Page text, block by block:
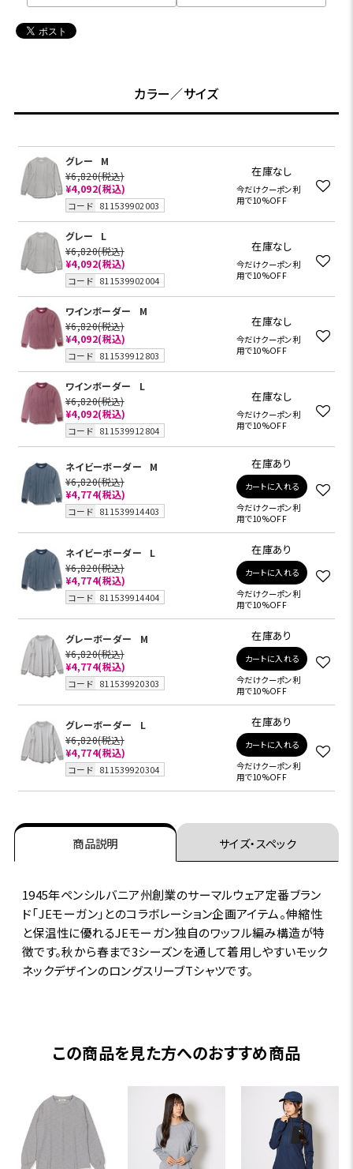
カラー／サイズ
グレー
M
¥6,820(税込)
¥4,092(税込)
コード 811539902003
在庫なし
今だけクーポン利
用で10%OFF
グレー
L
¥6,820(税込)
¥4,092(税込)
コード 811539902004
在庫なし
今だけクーポン利
用で10%OFF
ワインボーダー
M
¥6,820(税込)
¥4,092(税込)
コード 811539912803
在庫なし
今だけクーポン利
用で10%OFF
ワインボーダー
L
¥6,820(税込)
¥4,092(税込)
コード 811539912804
在庫なし
今だけクーポン利
用で10%OFF
ネイビーボーダー
M
¥6,820(税込)
¥4,774(税込)
コード 811539914403
在庫あり
カートに入れる
今だけクーポン利
用で10%OFF
ネイビーボーダー
L
¥6,820(税込)
¥4,774(税込)
コード 811539914404
在庫あり
カートに入れる
今だけクーポン利
用で10%OFF
グレーボーダー
M
¥6,820(税込)
¥4,774(税込)
コード 811539920303
在庫あり
カートに入れる
今だけクーポン利
用で10%OFF
グレーボーダー
L
¥6,820(税込)
¥4,774(税込)
コード 811539920304
在庫あり
カートに入れる
今だけクーポン利
用で10%OFF
商品説明 サイズ・スペック
1945年ペンシルバニア州創業のサーマルウェア定番ブラン
ド「JEモーガン」とのコラボレーション企画アイテム。伸縮性
と保温性に優れるJEモーガン独自のワッフル編み構造が特
徴です。秋から春まで3シーズンを通して着用しやすいモック
ネックデザインのロングスリーブTシャツです。
この商品を見た方へのおすすめ商品